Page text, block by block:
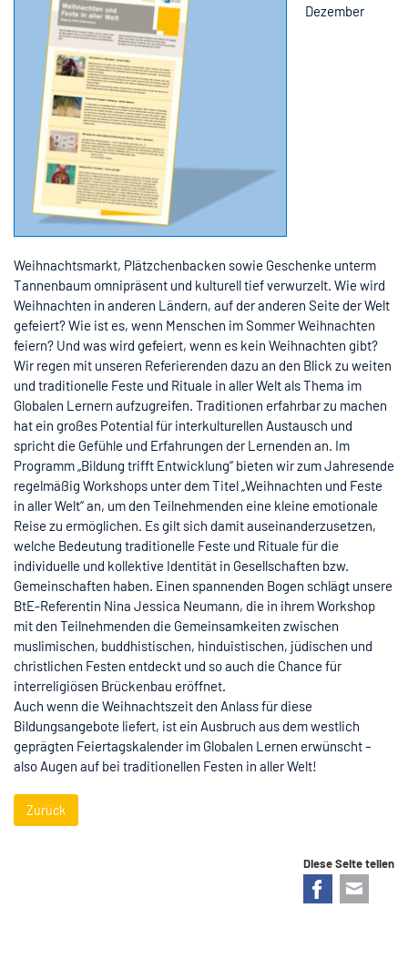
Dezember
Weihnachtsmarkt, Plätzchenbacken sowie Geschenke unterm
Tannenbaum omnipräsent und kulturell tief verwurzelt. Wie wird
Weihnachten in anderen Ländern, auf der anderen Seite der Welt
gefeiert? Wie ist es, wenn Menschen im Sommer Weihnachten
feiern? Und was wird gefeiert, wenn es kein Weihnachten gibt?
Wir regen mit unseren Referierenden dazu an den Blick zu weiten
und traditionelle Feste und Rituale in aller Welt als Thema im
Globalen Lernern aufzugreifen. Traditionen erfahrbar zu machen
hat ein großes Potential für interkulturellen Austausch und
spricht die Gefühle und Erfahrungen der Lernenden an. Im
Programm „Bildung trifft Entwicklung“ bieten wir zum Jahresende
regelmäßig Workshops unter dem Titel „Weihnachten und Feste
in aller Welt“ an, um den Teilnehmenden eine kleine emotionale
Reise zu ermöglichen. Es gilt sich damit auseinanderzusetzen,
welche Bedeutung traditionelle Feste und Rituale für die
individuelle und kollektive Identität in Gesellschaften bzw.
Gemeinschaften haben. Einen spannenden Bogen schlägt unsere
BtE-Referentin Nina Jessica Neumann, die in ihrem Workshop
mit den Teilnehmenden die Gemeinsamkeiten zwischen
muslimischen, buddhistischen, hinduistischen, jüdischen und
christlichen Festen entdeckt und so auch die Chance für
interreligiösen Brückenbau eröffnet.
Auch wenn die Weihnachtszeit den Anlass für diese
Bildungsangebote liefert, ist ein Ausbruch aus dem westlich
geprägten Feiertagskalender im Globalen Lernen erwünscht –
also Augen auf bei traditionellen Festen in aller Welt!
Zurück
Diese Seite teilen
Facebook